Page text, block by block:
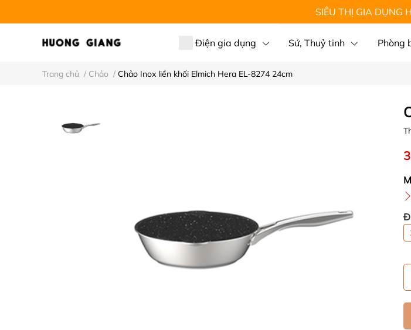
SIÊU THỊ GIA DỤNG
Điện gia dụng Sứ, Thuỷ tinh Phòng
Trang chủ / Chảo / Chảo Inox liền khối Elmich Hera EL-8274 24cm